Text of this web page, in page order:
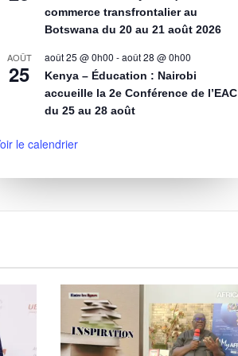
commerce transfrontalier au
Botswana du 20 au 21 août 2026
AOÛT
25
août 25 @ 0h00 -août 28 @ 0h00
Kenya – Éducation : Nairobi
accueille la 2e Conférence de l’EAC
du 25 au 28 août
le calendrier